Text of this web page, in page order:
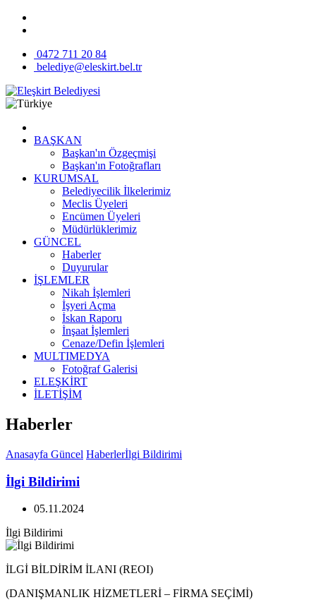
0472 711 20 84
belediye@eleskirt.bel.tr
BAŞKAN
Başkan'ın Özgeçmişi
Başkan'ın Fotoğrafları
KURUMSAL
Belediyecilik İlkelerimiz
Meclis Üyeleri
Encümen Üyeleri
Müdürlüklerimiz
GÜNCEL
Haberler
Duyurular
İŞLEMLER
Nikah İşlemleri
İşyeri Açma
İskan Raporu
İnşaat İşlemleri
Cenaze/Defin İşlemleri
MULTIMEDYA
Fotoğraf Galerisi
ELEŞKİRT
İLETİŞİM
Haberler
Anasayfa Güncel Haberlerİlgi Bildirimi
İlgi Bildirimi
05.11.2024
İlgi Bildirimi
İLGİ BİLDİRİM İLANI (REOI)
(DANIŞMANLIK HİZMETLERİ – FİRMA SEÇİMİ)